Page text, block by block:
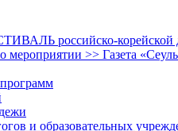
российско-корейской
мероприятии >> Газета
и образовательных